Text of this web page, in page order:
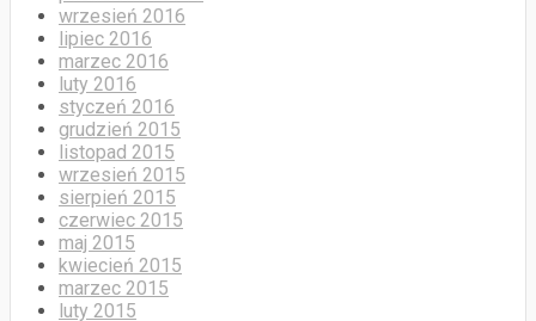
wrzesień 2016
lipiec 2016
marzec 2016
luty 2016
styczeń 2016
grudzień 2015
listopad 2015
wrzesień 2015
sierpień 2015
czerwiec 2015
maj 2015
kwiecień 2015
marzec 2015
luty 2015